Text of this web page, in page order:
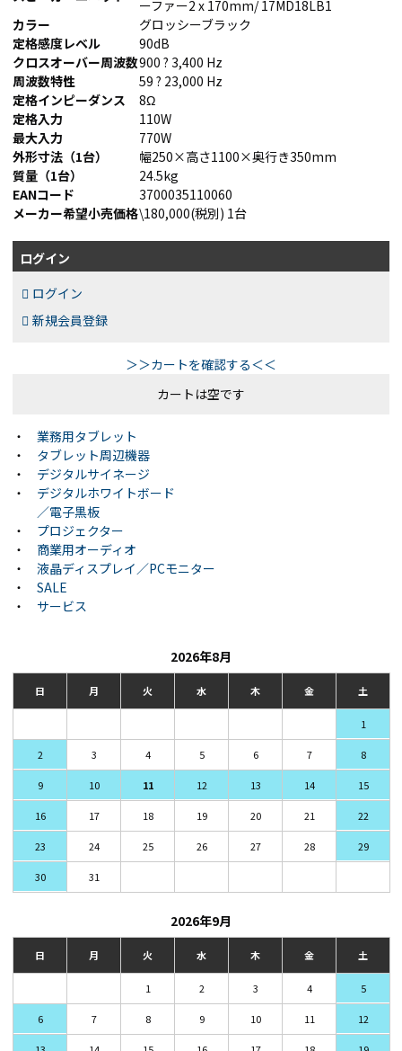
ーファー2 x 170mm/ 17MD18LB1
カラー
グロッシーブラック
定格感度レベル
90dB
クロスオーバー周波数900 ? 3,400 Hz
周波数特性
59 ? 23,000 Hz
定格インピーダンス
8Ω
定格入力
110W
最大入力
770W
外形寸法（1台）
幅250×高さ1100×奥行き350mm
質量（1台）
24.5kg
EANコード
3700035110060
メーカー希望小売価格\180,000(税別) 1台
ログイン
ログイン
新規会員登録
＞＞カートを確認する＜＜
カートは空です
・
業務用タブレット
・
タブレット周辺機器
・
デジタルサイネージ
・
デジタルホワイトボード
／電子黒板
・
プロジェクター
・
商業用オーディオ
・
液晶ディスプレイ／PCモニター
・
SALE
・
サービス
2026年8月
日 月 火 水 木 金 土
1
2 3 4 5 6 7 8
9 10 11 12 13 14 15
16 17 18 19 20 21 22
23 24 25 26 27 28 29
30 31
2026年9月
日 月 火 水 木 金 土
1 2 3 4 5
6 7 8 9 10 11 12